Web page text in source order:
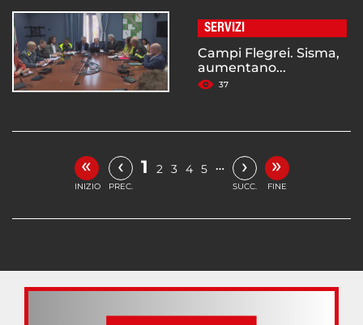
SERVIZI
Campi Flegrei. Sisma,
aumentano...
37
«
INIZIO
‹
PREC.
1 2 3 4 5 … ›
SUCC.
»
FINE